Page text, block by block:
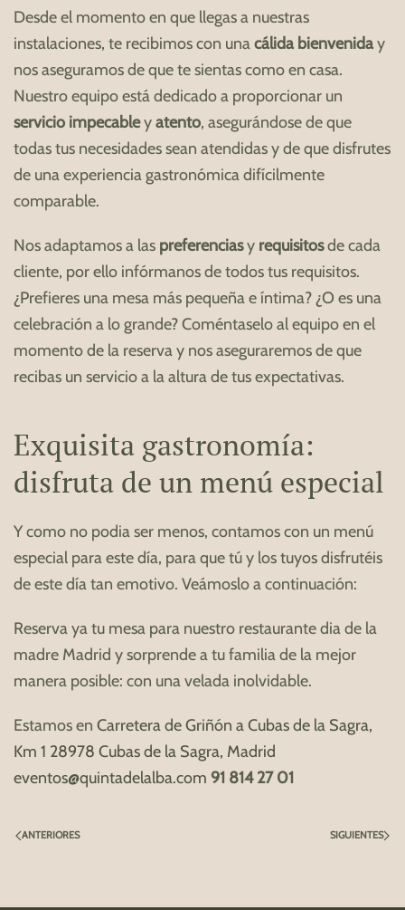
Desde el momento en que llegas a nuestras
instalaciones, te recibimos con unacálida bienveniday
nos aseguramos de que te sientas como en casa.
Nuestro equipo está dedicado a proporcionar un
servicio impecableyatento, asegurándose de que
todas tus necesidades sean atendidas y de que disfrutes
de una experiencia gastronómica difícilmente
comparable.
Nos adaptamos a las preferenciasy requisitosde cada
cliente, por ello infórmanos de todos tus requisitos.
¿Prefieres una mesa más pequeña e íntima? ¿O es una
celebración a lo grande? Coméntaselo al equipo en el
momento de la reserva y nos aseguraremos de que
recibas un servicio a la altura de tus expectativas.
Exquisita gastronomía:
disfruta de un menú especial
Y como no podia ser menos, contamos con un menú
especial para este día, para que tú y los tuyos disfrutéis
de este día tan emotivo. Veámoslo a continuación:
Reserva ya tu mesa para nuestro restaurante dia de la
madre Madrid y sorprende a tu familia de la mejor
manera posible: con una velada inolvidable.
Estamos en Carretera de Griñón a Cubas de la Sagra,
Km 1 28978 Cubas de la Sagra, Madrid
eventos@quintadelalba.com 91 814 27 01
ANTERIORES SIGUIENTES